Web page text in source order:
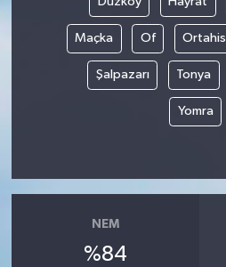
Maçka Of
Şalpazarı Tonya
Yomra
NEM
%84